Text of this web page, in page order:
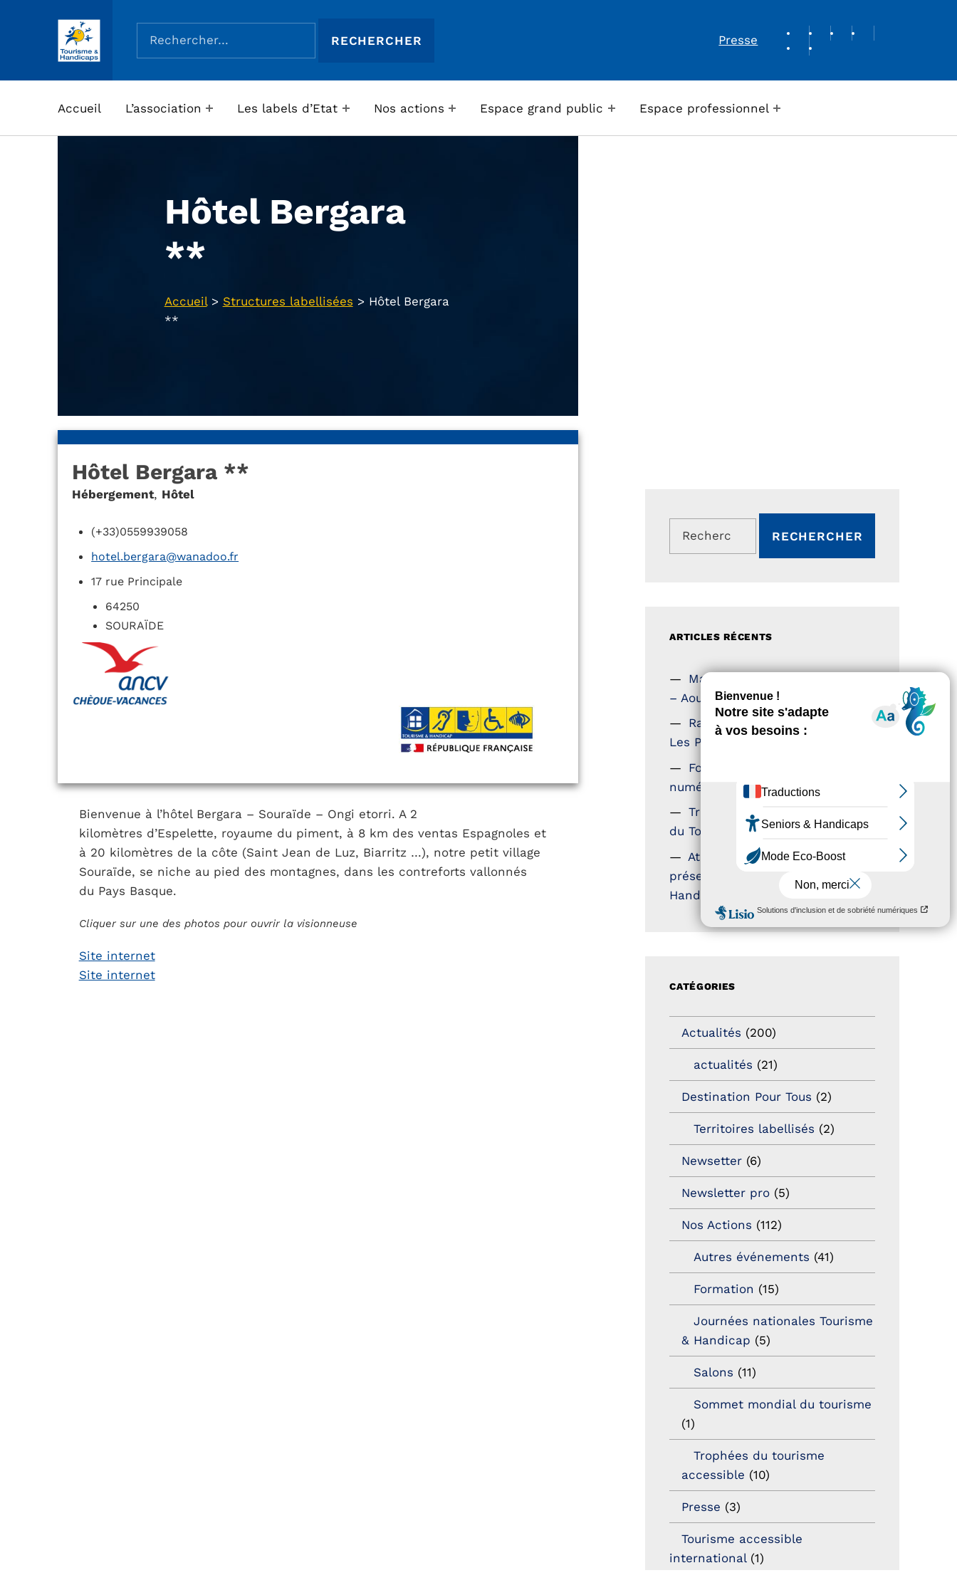
ASSOCIATION TOURISME ET HANDICAPS
Rechercher :
Presse
REVUE DE PRESSE
Accueil L’association Les labels d’Etat Nos actions Espace grand public Espace professionnel
Hôtel Bergara
**
Accueil> Structures labellisées > Hôtel Bergara
**
Hôtel Bergara **
Hébergement, Hôtel
(+33)0559939058
hotel.bergara@wanadoo.fr
17 rue Principale
64250
SOURAÏDE
Bienvenue à l’hôtel Bergara – Souraïde – Ongi etorri. A 2
kilomètres d’Espelette, royaume du piment, à 8 km des ventas Espagnoles et
à 20 kilomètres de la côte (Saint Jean de Luz, Biarritz …), notre petit village
Souraïde, se niche au pied des montagnes, dans les contreforts vallonnés
du Pays Basque.
Cliquer sur une des photos pour ouvrir la visionneuse
Site internet
Site internet
Rechercher :
ARTICLES RÉCENTS
Magazine Tourisme Accessible
– Aout 2026
Rallye Aicha des Gazelles –
Les Petillantes
Formation Communication
numérique
Trophées Horizons – Acteurs
du Tourisme Durable
Atout France – flyer
présentation label Tourisme &
Handicap
CATÉGORIES
Actualités (200)
actualités (21)
Destination Pour Tous (2)
Territoires labellisés (2)
Newsetter (6)
Newsletter pro (5)
Nos Actions (112)
Autres événements (41)
Formation (15)
Journées nationales Tourisme
& Handicap (5)
Salons (11)
Sommet mondial du tourisme
(1)
Trophées du tourisme
accessible (10)
Presse (3)
Tourisme accessible
international(1)